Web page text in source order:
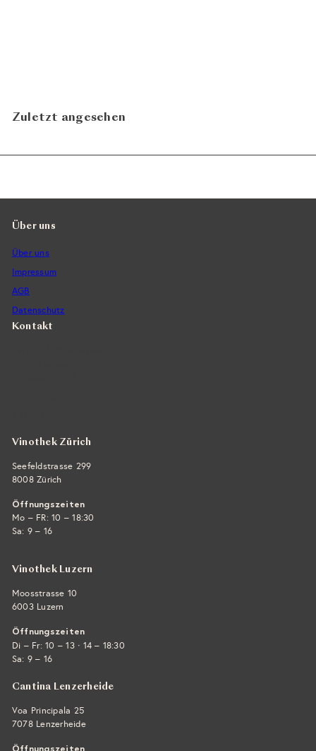
Zuletzt angesehen
Über uns
Über uns
Impressum
AGB
Datenschutz
Kontakt
Vinothek Zürich
Seefeldstrasse 299
8008 Zürich
Öffnungszeiten
Mo – FR: 10 – 18:30
Sa: 9 – 16
Vinothek Luzern
Moosstrasse 10
6003 Luzern
Öffnungszeiten
Di – Fr: 10 – 13 · 14 – 18:30
Sa: 9 – 16
Cantina Lenzerheide
Voa Principala 25
7078 Lenzerheide
Öffnungszeiten